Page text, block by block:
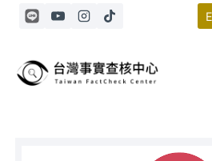
Skip